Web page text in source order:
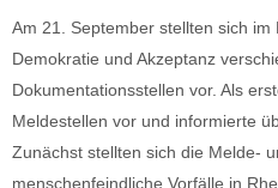
Am 21. September stellten sich
Demokratie und Akzeptanz
Dokumentationsstellen vor. Als
Meldestellen vor und informierte
Zunächst stellten sich die Melde-
menschenfeindliche Vorfälle in